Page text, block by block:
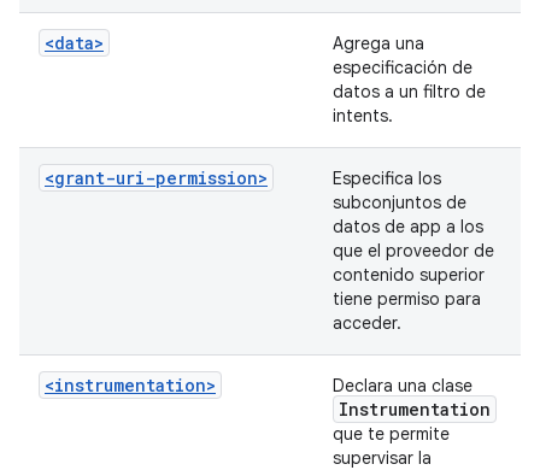
<data>
Agrega una
especificación de
datos a un filtro de
intents.
<grant-uri-permission>
Especifica los
subconjuntos de
datos de app a los
que el proveedor de
contenido superior
tiene permiso para
acceder.
<instrumentation> Declara una clase
Instrumentation
que te permite
supervisar la